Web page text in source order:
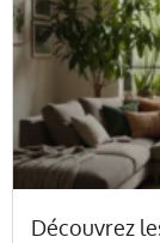
Découvrez